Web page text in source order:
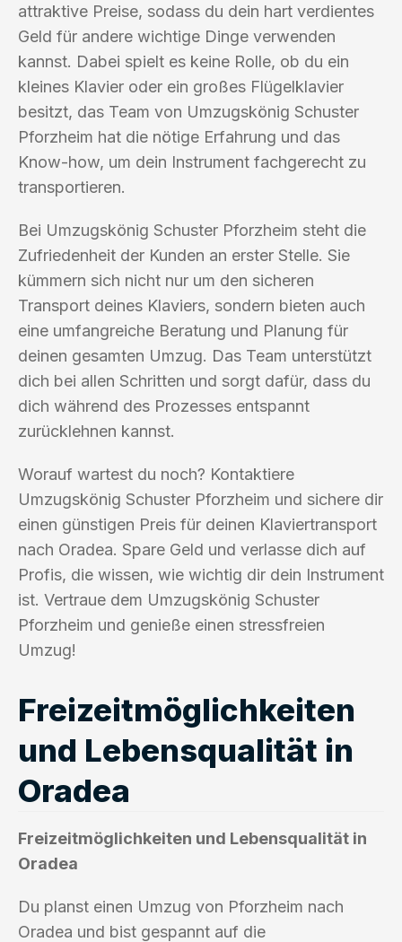
attraktive Preise, sodass du dein hart verdientes
Geld für andere wichtige Dinge verwenden
kannst. Dabei spielt es keine Rolle, ob du ein
kleines Klavier oder ein großes Flügelklavier
besitzt, das Team von Umzugskönig Schuster
Pforzheim hat die nötige Erfahrung und das
Know-how, um dein Instrument fachgerecht zu
transportieren.
Bei Umzugskönig Schuster Pforzheim steht die
Zufriedenheit der Kunden an erster Stelle. Sie
kümmern sich nicht nur um den sicheren
Transport deines Klaviers, sondern bieten auch
eine umfangreiche Beratung und Planung für
deinen gesamten Umzug. Das Team unterstützt
dich bei allen Schritten und sorgt dafür, dass du
dich während des Prozesses entspannt
zurücklehnen kannst.
Worauf wartest du noch? Kontaktiere
Umzugskönig Schuster Pforzheim und sichere dir
einen günstigen Preis für deinen Klaviertransport
nach Oradea. Spare Geld und verlasse dich auf
Profis, die wissen, wie wichtig dir dein Instrument
ist. Vertraue dem Umzugskönig Schuster
Pforzheim und genieße einen stressfreien
Umzug!
Freizeitmöglichkeiten
und Lebensqualität in
Oradea
Freizeitmöglichkeiten und Lebensqualität in
Oradea
Du planst einen Umzug von Pforzheim nach
Oradea und bist gespannt auf die